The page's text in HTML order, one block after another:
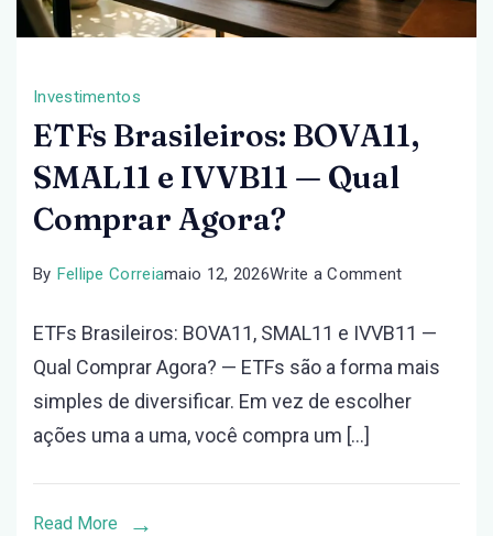
Investimentos
ETFs Brasileiros: BOVA11,
SMAL11 e IVVB11 — Qual
Comprar Agora?
By Fellipe Correiamaio 12, 2026Write a Commenton
Brasileiros:
BOVA11,
SMAL11
ETFs Brasileiros: BOVA11, SMAL11 e IVVB11 —
Qual Comprar Agora? — ETFs são a forma mais
simples de diversificar. Em vez de escolher
ações uma a uma, você compra um […]
Read More